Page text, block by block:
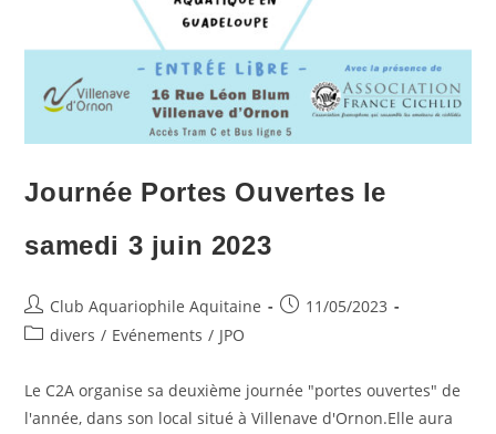
Journée Portes Ouvertes le
samedi 3 juin 2023
Auteur/autrice
de
Club Aquariophile Aquitaine
Publication
11/05/2023
Postdivers / Evénements / JPO
Le C2A organise sa deuxième journée "portes ouvertes" de
l'année, dans son local situé à Villenave d'Ornon.Elle aura